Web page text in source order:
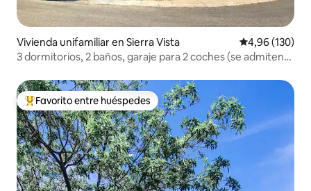
Vivienda unifamiliar en Sierra Vista Calificación
4,96 (130)
3 dormitorios, 2 baños, garaje para 2 coches (se admiten
Favorito entre los huéspedes más destacados
Favorito entre huéspedes